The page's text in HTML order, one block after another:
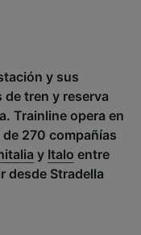
y sus
tren y reserva
Trainline opera en
270 compañías
y Italo entre
desde Stradella